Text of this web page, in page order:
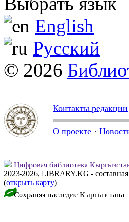
English
Русский
© 2026
Контакты редакции
О проекте ·
Цифровая библиотека
2023-2026, LIBRARY.KG -
(открыть карту)
Сохраняя наследие Кыргызстана